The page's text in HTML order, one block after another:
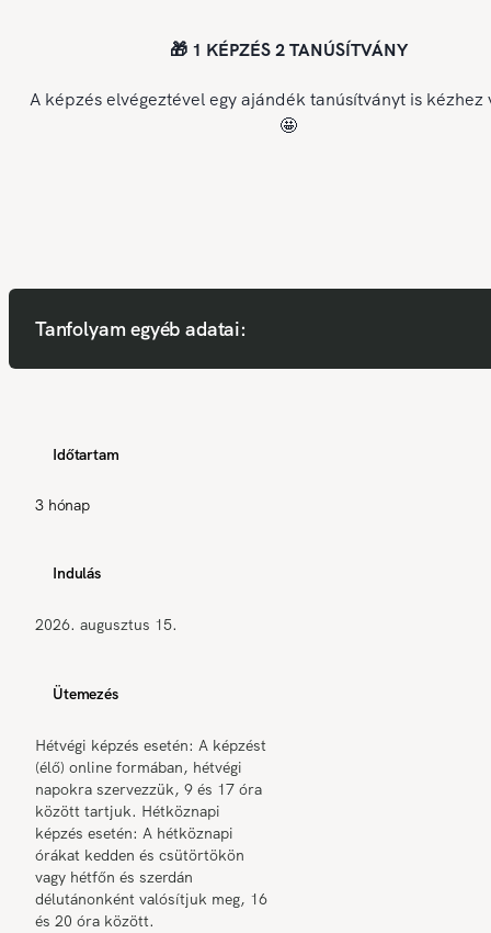
🎁 1 KÉPZÉS 2 TANÚSÍTVÁNY
A képzés elvégeztével egy ajándék tanúsítványt is kézhez
🤩
Tanfolyam egyéb adatai:
Időtartam
3 hónap
Indulás
2026. augusztus 15.
Ütemezés
Hétvégi képzés esetén: A képzést
(élő) online formában, hétvégi
napokra szervezzük, 9 és 17 óra
között tartjuk. Hétköznapi
képzés esetén: A hétköznapi
órákat kedden és csütörtökön
vagy hétfőn és szerdán
délutánonként valósítjuk meg, 16
és 20 óra között.